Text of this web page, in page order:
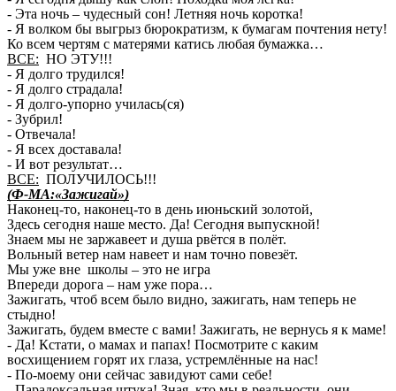
- Эта ночь – чудесный сон! Летняя ночь коротка!
- Я волком бы выгрыз бюрократизм, к бумагам почтения нету!
Ко всем чертям с матерями катись любая бумажка…
ВСЕ: НО ЭТУ!!!
- Я долго трудился!
- Я долго страдала!
- Я долго-упорно училась(ся)
- Зубрил!
- Отвечала!
- Я всех доставала!
- И вот результат…
ВСЕ: ПОЛУЧИЛОСЬ!!!
(Ф-МА:«Зажигай»)
Наконец-то, наконец-то в день июньский золотой,
Здесь сегодня наше место. Да! Сегодня выпускной!
Знаем мы не заржавеет и душа рвётся в полёт.
Вольный ветер нам навеет и нам точно повезёт.
Мы уже вне школы – это не игра
Впереди дорога – нам уже пора…
Зажигать, чтоб всем было видно, зажигать, нам теперь не
стыдно!
Зажигать, будем вместе с вами! Зажигать, не вернусь я к маме!
- Да! Кстати, о мамах и папах! Посмотрите с каким
восхищением горят их глаза, устремлённые на нас!
- По-моему они сейчас завидуют сами себе!